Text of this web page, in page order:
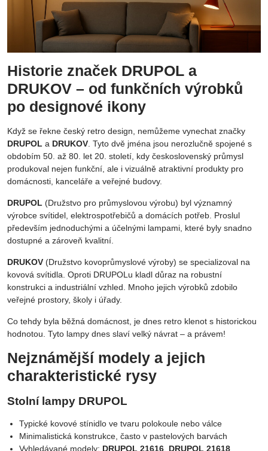
Historie značek DRUPOL a
DRUKOV – od funkčních výrobků
po designové ikony
Když se řekne český retro design, nemůžeme vynechat značky
DRUPOL a DRUKOV. Tyto dvě jména jsou nerozlučně spojené s
obdobím 50. až 80. let 20. století, kdy československý průmysl
produkoval nejen funkční, ale i vizuálně atraktivní produkty pro
domácnosti, kanceláře a veřejné budovy.
DRUPOL (Družstvo pro průmyslovou výrobu) byl významný
výrobce svítidel, elektrospotřebičů a domácích potřeb. Proslul
především jednoduchými a účelnými lampami, které byly snadno
dostupné a zároveň kvalitní.
DRUKOV (Družstvo kovoprůmyslové výroby) se specializoval na
kovová svítidla. Oproti DRUPOLu kladl důraz na robustní
konstrukci a industriální vzhled. Mnoho jejich výrobků zdobilo
veřejné prostory, školy i úřady.
Co tehdy byla běžná domácnost, je dnes retro klenot s historickou
hodnotou. Tyto lampy dnes slaví velký návrat – a právem!
Nejznámější modely a jejich
charakteristické rysy
Stolní lampy DRUPOL
Typické kovové stínidlo ve tvaru polokoule nebo válce
Minimalistická konstrukce, často v pastelových barvách
Vyhledávané modely: DRUPOL 21616, DRUPOL 21618